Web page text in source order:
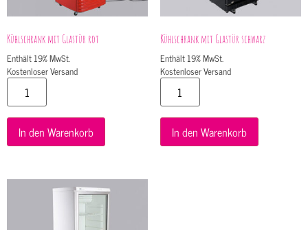
Kühlschrank mit Glastür rot
Enthält 19% MwSt.
Kostenloser Versand
In den Warenkorb
Kühlschrank mit Glastür schwarz
Enthält 19% MwSt.
Kostenloser Versand
In den Warenkorb